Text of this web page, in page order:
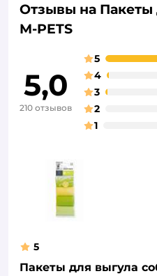
Отзывы на Пакеты
M-PETS
5,0
210 отзывов
5
4
3
2
1
5
Пакеты для выгула